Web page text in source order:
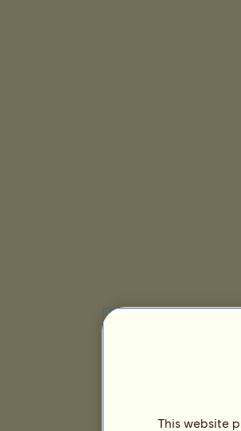
This website